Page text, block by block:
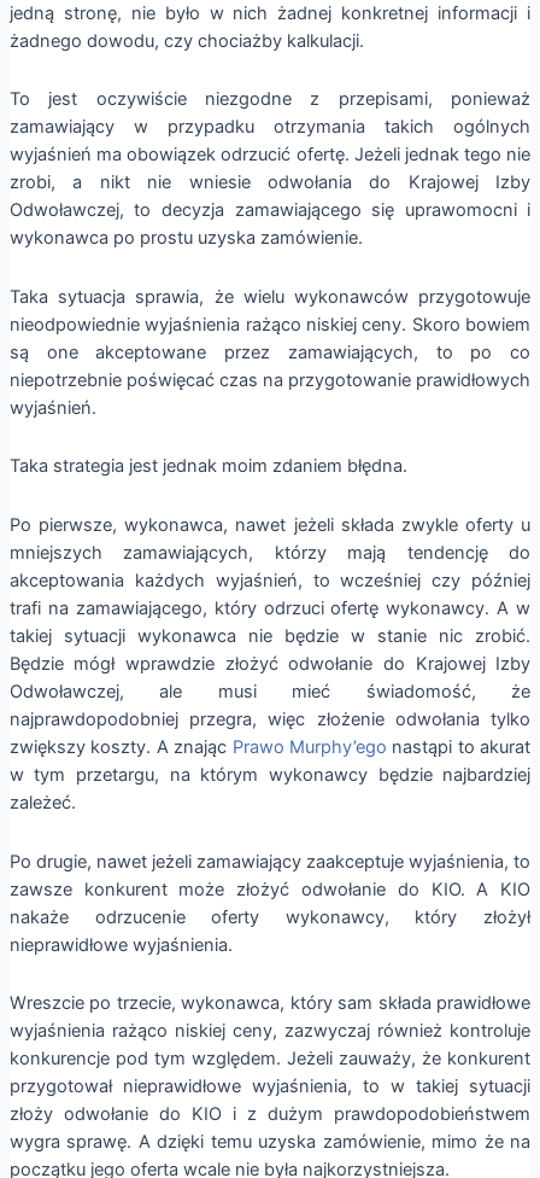
jedną stronę, nie było w nich żadnej konkretnej informacji i
żadnego dowodu, czy chociażby kalkulacji.
To jest oczywiście niezgodne z przepisami, ponieważ
zamawiający w przypadku otrzymania takich ogólnych
wyjaśnień ma obowiązek odrzucić ofertę. Jeżeli jednak tego nie
zrobi, a nikt nie wniesie odwołania do Krajowej Izby
Odwoławczej, to decyzja zamawiającego się uprawomocni i
wykonawca po prostu uzyska zamówienie.
Taka sytuacja sprawia, że wielu wykonawców przygotowuje
nieodpowiednie wyjaśnienia rażąco niskiej ceny. Skoro bowiem
są one akceptowane przez zamawiających, to po co
niepotrzebnie poświęcać czas na przygotowanie prawidłowych
wyjaśnień.
Taka strategia jest jednak moim zdaniem błędna.
Po pierwsze, wykonawca, nawet jeżeli składa zwykle oferty u
mniejszych zamawiających, którzy mają tendencję do
akceptowania każdych wyjaśnień, to wcześniej czy później
trafi na zamawiającego, który odrzuci ofertę wykonawcy. A w
takiej sytuacji wykonawca nie będzie w stanie nic zrobić.
Będzie mógł wprawdzie złożyć odwołanie do Krajowej Izby
Odwoławczej, ale musi mieć świadomość, że
najprawdopodobniej przegra, więc złożenie odwołania tylko
zwiększy koszty. A znając Prawo Murphy’ego nastąpi to akurat
w tym przetargu, na którym wykonawcy będzie najbardziej
zależeć.
Po drugie, nawet jeżeli zamawiający zaakceptuje wyjaśnienia, to
zawsze konkurent może złożyć odwołanie do KIO. A KIO
nakaże odrzucenie oferty wykonawcy, który złożył
nieprawidłowe wyjaśnienia.
Wreszcie po trzecie, wykonawca, który sam składa prawidłowe
wyjaśnienia rażąco niskiej ceny, zazwyczaj również kontroluje
konkurencje pod tym względem. Jeżeli zauważy, że konkurent
przygotował nieprawidłowe wyjaśnienia, to w takiej sytuacji
złoży odwołanie do KIO i z dużym prawdopodobieństwem
wygra sprawę. A dzięki temu uzyska zamówienie, mimo że na
początku jego oferta wcale nie była najkorzystniejsza.